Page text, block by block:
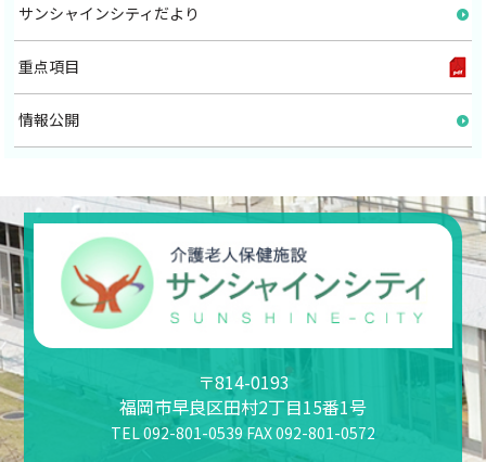
サンシャインシティだより
重点項目
情報公開
〒814-0193
福岡市早良区田村2丁目15番1号
TEL 092-801-0539 FAX 092-801-0572